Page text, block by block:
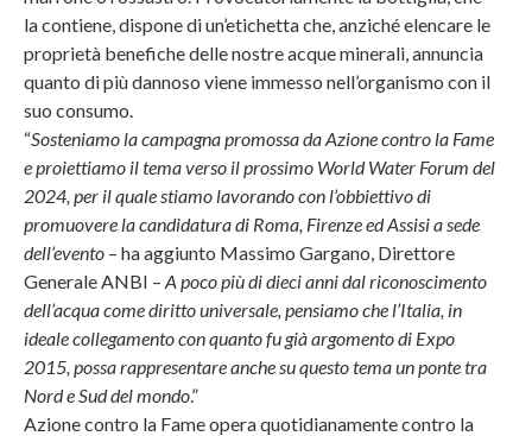
la contiene, dispone di un’etichetta che, anziché elencare le
proprietà benefiche delle nostre acque minerali, annuncia
quanto di più dannoso viene immesso nell’organismo con il
suo consumo.
“Sosteniamo la campagna promossa da Azione contro la Fame
e proiettiamo il tema verso il prossimo World Water Forum del
2024, per il quale stiamo lavorando con l’obbiettivo di
promuovere la candidatura di Roma, Firenze ed Assisi a sede
dell’evento – ha aggiunto Massimo Gargano, Direttore
Generale ANBI – A poco più di dieci anni dal riconoscimento
dell’acqua come diritto universale, pensiamo che l’Italia, in
ideale collegamento con quanto fu già argomento di Expo
2015, possa rappresentare anche su questo tema un ponte tra
Nord e Sud del mondo.”
Azione contro la Fame opera quotidianamente contro la